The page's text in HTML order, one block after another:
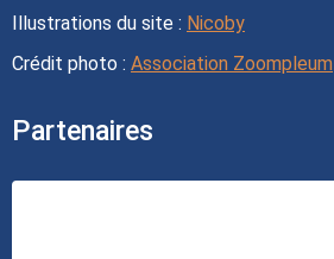
Illustrations du site : Nicoby
Crédit photo : Association Zoompleum
Partenaires